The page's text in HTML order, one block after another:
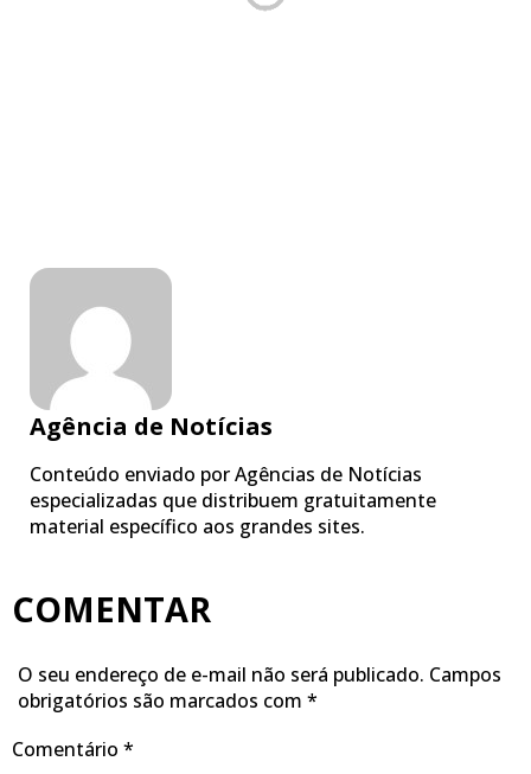
Agência de Notícias
Conteúdo enviado por Agências de Notícias
especializadas que distribuem gratuitamente
material específico aos grandes sites.
COMENTAR
O seu endereço de e-mail não será publicado. Campos
obrigatórios são marcados com *
Comentário *